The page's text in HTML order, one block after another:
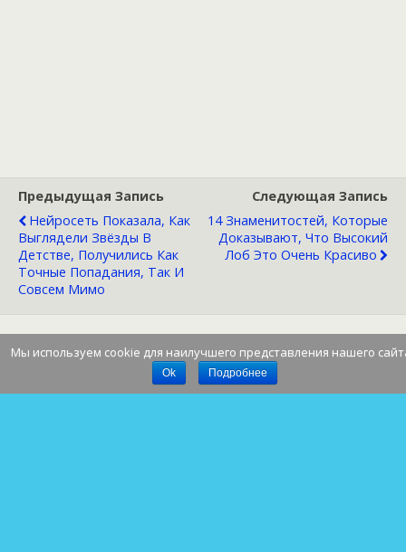
Предыдущая Запись
Нейросеть Показала, Как
Выглядели Звёзды В
Детстве, Получились Как
Точные Попадания, Так И
Совсем Мимо
Следующая Запись
14 Знаменитостей, Которые
Доказывают, Что Высокий
Лоб Это Очень Красиво
Мы используем cookie для наилучшего представления нашего
Ok Подробнее
Наверх